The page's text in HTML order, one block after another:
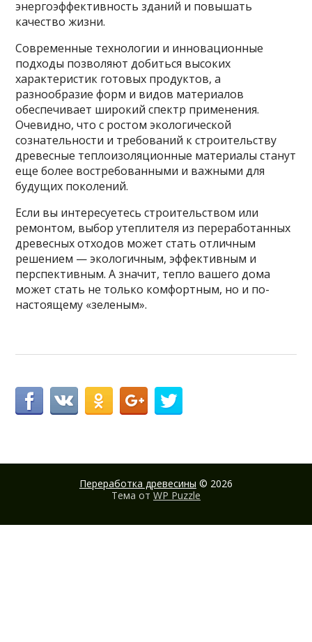
энергоэффективность зданий и повышать
качество жизни.
Современные технологии и инновационные
подходы позволяют добиться высоких
характеристик готовых продуктов, а
разнообразие форм и видов материалов
обеспечивает широкий спектр применения.
Очевидно, что с ростом экологической
сознательности и требований к строительству
древесные теплоизоляционные материалы станут
еще более востребованными и важными для
будущих поколений.
Если вы интересуетесь строительством или
ремонтом, выбор утеплителя из переработанных
древесных отходов может стать отличным
решением — экологичным, эффективным и
перспективным. А значит, тепло вашего дома
может стать не только комфортным, но и по-
настоящему «зеленым».
Переработка древесины © 2026
Тема от WP Puzzle